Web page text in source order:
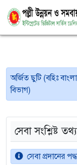
অর্জিত ছুটি (বহিঃ
বিভাগ)
সেবা সংশ্লিষ্ট তথ্য
সেবা প্রদানের